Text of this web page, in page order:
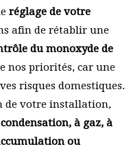
réglage de votre
afin de rétablir une
du monoxyde de
nos priorités, car une
risques domestiques.
de votre installation,
à gaz, à
ou